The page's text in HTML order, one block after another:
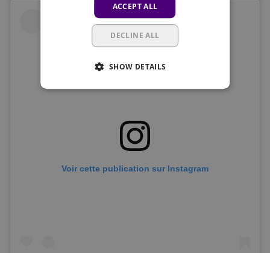
Voir cette publication sur Instagram
ACCEPT ALL
DECLINE ALL
SHOW DETAILS